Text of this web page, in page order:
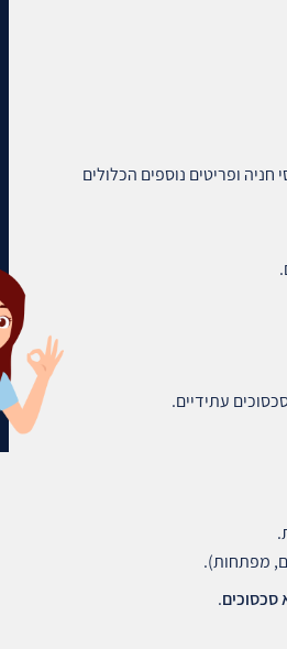
ופריטים נוספים הכלולים
עתידיים.
מפתחות).
סכסוכים.